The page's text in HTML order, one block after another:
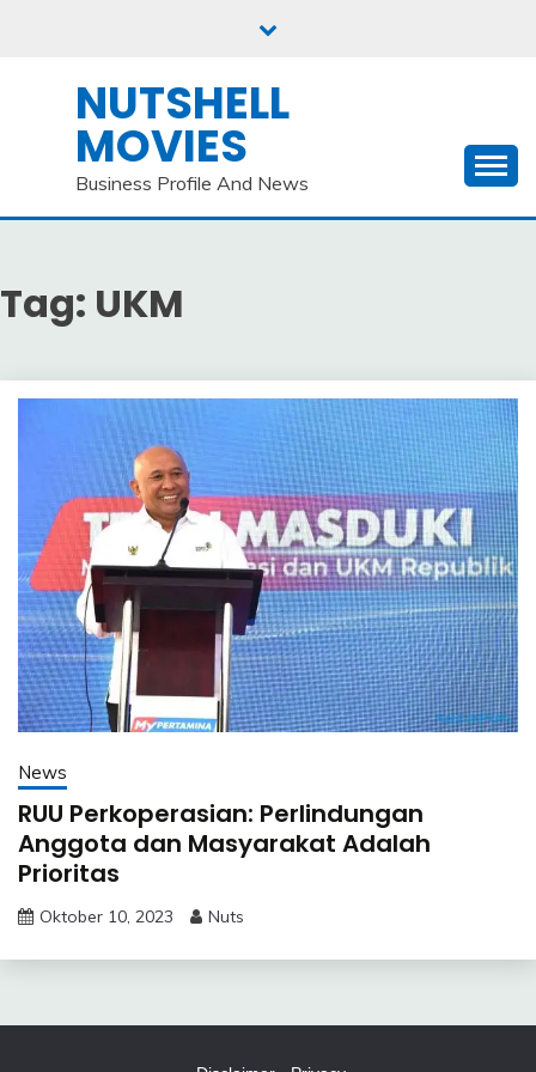
NUTSHELL
MOVIES
Business Profile And News
Tag: UKM
News
RUU Perkoperasian: Perlindungan
Anggota dan Masyarakat Adalah
Prioritas
Oktober 10, 2023 Nuts